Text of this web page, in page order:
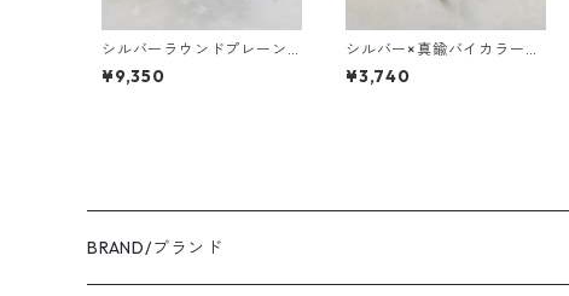
シルバーラウンドプレーン
リング 2.5mm幅 つや消し 3
号～27号｜WKH ROUND PL
¥9,350
シルバー×真鍮バイカラーハ
ーフプレーンリング 1.2mm
幅 つや消し槌目 3号～27号
¥3,740
BRAND/ブランド